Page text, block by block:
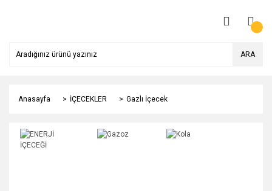
ARA
Anasayfa İÇECEKLER Gazlı İçecek